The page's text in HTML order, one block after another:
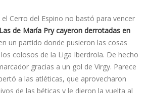
Cerro del Espino no bastó para vencer
Las de María Pry cayeron derrotadas en
un partido donde pusieron las cosas
colosos de la Liga Iberdrola. De hecho
gracias a un gol de Virgy. Parece
a las atléticas, que aprovecharon
de las béticas y le dieron la vuelta al